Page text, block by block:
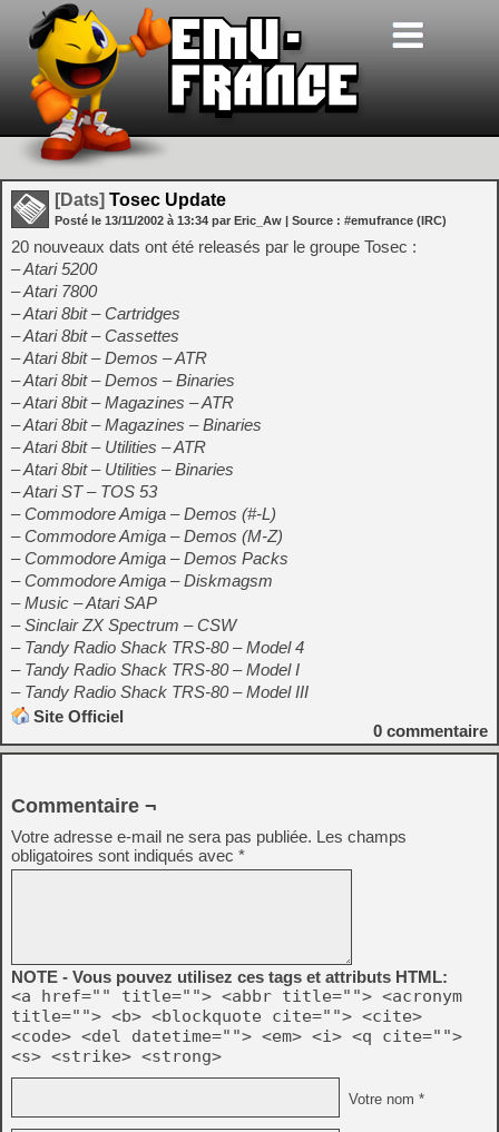
[Dats] Tosec Update
Posté le 13/11/2002 à 13:34 par Eric_Aw | Source : #emufrance (IRC)
20 nouveaux dats ont été releasés par le groupe Tosec :
– Atari 5200
– Atari 7800
– Atari 8bit – Cartridges
– Atari 8bit – Cassettes
– Atari 8bit – Demos – ATR
– Atari 8bit – Demos – Binaries
– Atari 8bit – Magazines – ATR
– Atari 8bit – Magazines – Binaries
– Atari 8bit – Utilities – ATR
– Atari 8bit – Utilities – Binaries
– Atari ST – TOS 53
– Commodore Amiga – Demos (#-L)
– Commodore Amiga – Demos (M-Z)
– Commodore Amiga – Demos Packs
– Commodore Amiga – Diskmagsm
– Music – Atari SAP
– Sinclair ZX Spectrum – CSW
– Tandy Radio Shack TRS-80 – Model 4
– Tandy Radio Shack TRS-80 – Model I
– Tandy Radio Shack TRS-80 – Model III
Site Officiel
0 commentaire
Commentaire ¬
Votre adresse e-mail ne sera pas publiée. Les champs
obligatoires sont indiqués avec *
NOTE - Vous pouvez utilisez ces tags et attributs HTML:
<a href="" title=""> <abbr title=""> <acronym
title=""> <b> <blockquote cite=""> <cite>
<code> <del datetime=""> <em> <i> <q cite="">
<s> <strike> <strong>
Votre nom *